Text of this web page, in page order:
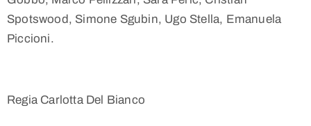
Spotswood, Simone Sgubin, Ugo Stella, Emanuela
Piccioni.
Regia Carlotta Del Bianco